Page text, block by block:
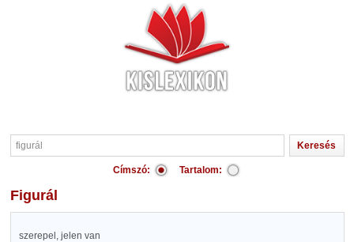
Címszó: Tartalom:
figurál
szerepel, jelen van